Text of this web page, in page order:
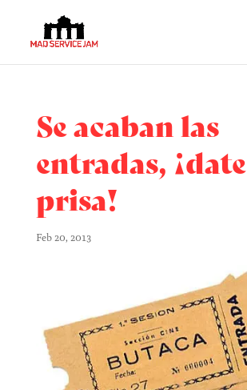
Se acaban las
entradas, ¡date
prisa!
Feb 20, 2013